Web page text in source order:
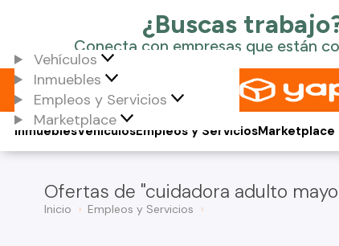
Vehículos
Inmuebles
Empleos y Servicios
Marketplace
Vehículos
Inmuebles Empleos y ServiciosMarketplace
Ofertas de "cuidadora adulto
Inicio Empleos y Servicios